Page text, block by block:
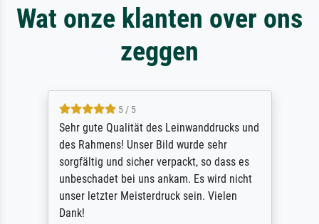
Wat onze klanten over ons
zeggen
5 / 5
Sehr gute Qualität des Leinwanddrucks und
des Rahmens! Unser Bild wurde sehr
sorgfältig und sicher verpackt, so dass es
unbeschadet bei uns ankam. Es wird nicht
unser letzter Meisterdruck sein. Vielen
Dank!